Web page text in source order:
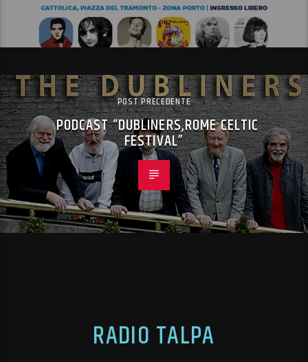
POST PRECEDENTE
PODCAST “DUBLINERS,ROME CELTIC
FESTIVAL”
RADIO TALPA